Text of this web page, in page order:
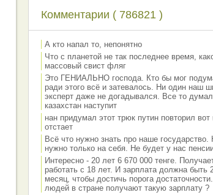
Комментарии ( 786821 )
А кто напал то, непонятно
Что с планетой не так последнее время,
массовый свист фляг
Это ГЕНИАЛЬНО господа. Кто бы мог
ради этого всё и затевалось. Ни один наш
эксперт даже не догадывался. Все то
казахстан наступит
нан придумал этот трюк путин повторил вот
отстает
Всё что нужно знать про наше государство.
нужно только на себя. Не будет у нас
Интересно - 20 лет 6 670 000 тенге.
работать с 18 лет. И зарплата должна быть
месяц, чтобы достичь порога
людей в стране получают такую зарплату ?